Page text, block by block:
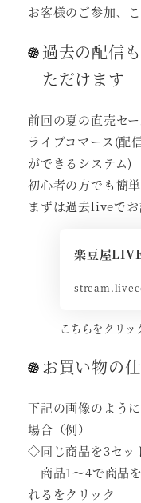
お客様のご参加、
過去の配信
ただけます
前回の夏の直売セ
ライブコマース(配
ができるシステム)
初心者の方でも簡
まずは過去liveで
楽豆屋
こちらをクリッ
お買い物の
下記の画像のよう
場合（例）
◇同じ商品を3セッ
商品1～4で商品
れるをクリック